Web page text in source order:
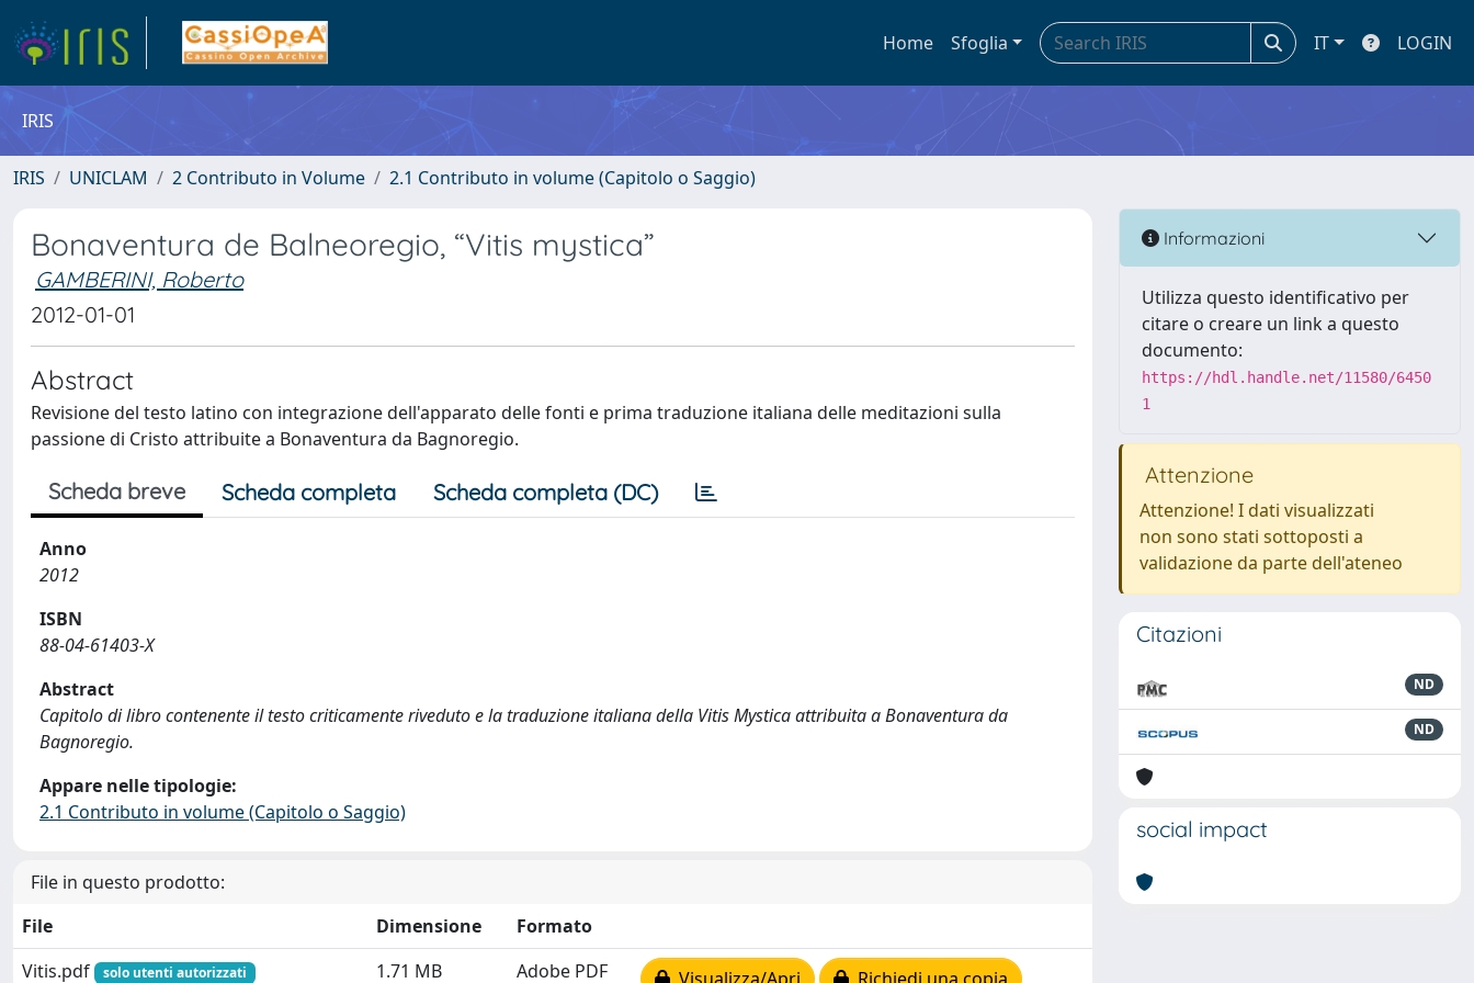
Home Sfoglia IT LOGIN
IRIS
IRIS UNICLAM 2 Contributo in Volume 2.1 Contributo in volume (Capitolo o Saggio)
Bonaventura de Balneoregio, “Vitis mystica”
GAMBERINI, Roberto
2012-01-01
Abstract
Revisione del testo latino con integrazione dell'apparato delle fonti e prima traduzione italiana delle meditazioni sulla
passione di Cristo attribuite a Bonaventura da Bagnoregio.
Scheda breve Scheda completa Scheda completa (DC)
Anno
2012
ISBN
88-04-61403-X
Abstract
Capitolo di libro contenente il testo criticamente riveduto e la traduzione italiana della Vitis Mystica attribuita a Bonaventura da
Bagnoregio.
Appare nelle tipologie:
2.1 Contributo in volume (Capitolo o Saggio)
File in questo prodotto:
File
Dimensione
Formato
Vitis.pdf
solo utenti autorizzati 1.71 MB Adobe PDF
Informazioni
Utilizza questo identificativo per
citare o creare un link a questo
documento:
https://hdl.handle.net/11580/6450
1
Attenzione
Attenzione! I dati visualizzati
non sono stati sottoposti a
validazione da parte dell'ateneo
Citazioni
ND
ND
social impact